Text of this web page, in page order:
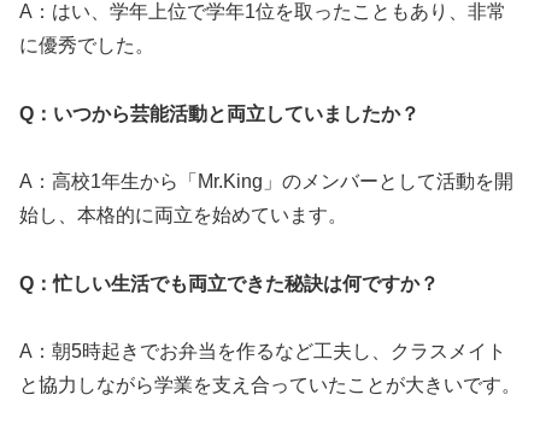
A：はい、学年上位で学年1位を取ったこともあり、非常
に優秀でした。
Q：いつから芸能活動と両立していましたか？
A：高校1年生から「Mr.King」のメンバーとして活動を開
始し、本格的に両立を始めています。
Q：忙しい生活でも両立できた秘訣は何ですか？
A：朝5時起きでお弁当を作るなど工夫し、クラスメイト
と協力しながら学業を支え合っていたことが大きいです。